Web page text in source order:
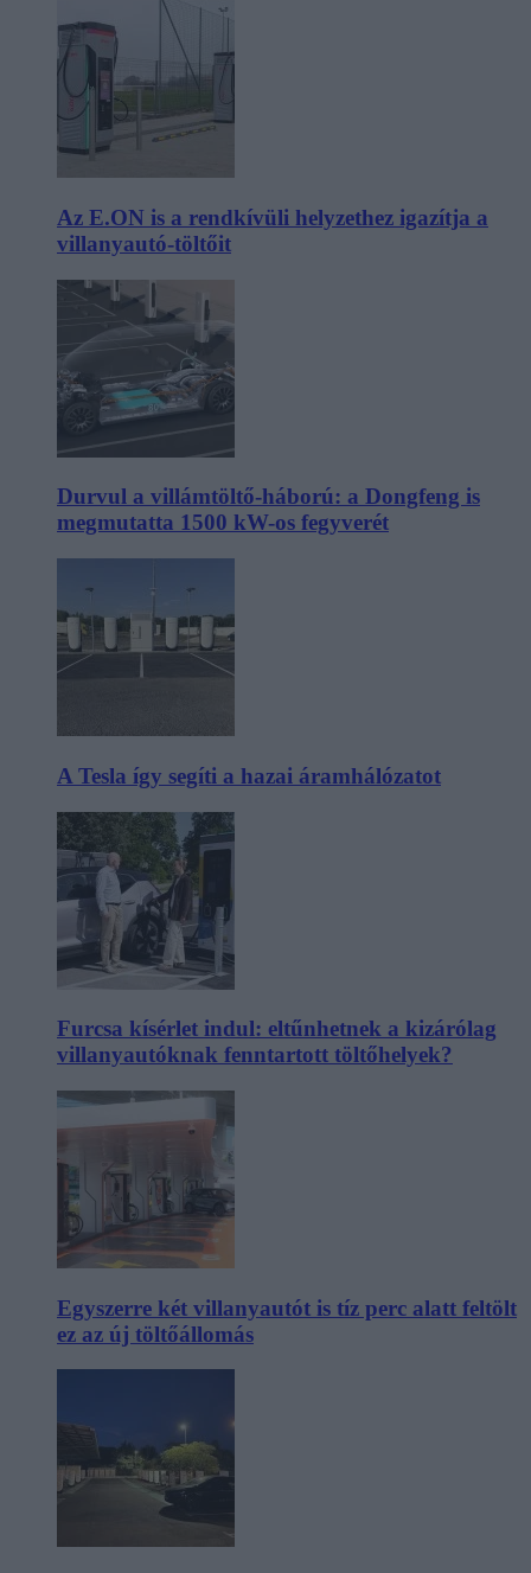
Az E.ON is a rendkívüli helyzethez igazítja a
villanyautó-töltőit
Durvul a villámtöltő-háború: a Dongfeng is
megmutatta 1500 kW-os fegyverét
A Tesla így segíti a hazai áramhálózatot
Furcsa kísérlet indul: eltűnhetnek a kizárólag
villanyautóknak fenntartott töltőhelyek?
Egyszerre két villanyautót is tíz perc alatt feltölt
ez az új töltőállomás